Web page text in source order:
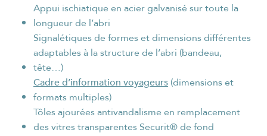
Appui ischiatique en acier galvanisé sur toute la
longueur de l’abri
Signalétiques de formes et dimensions différentes
adaptables à la structure de l’abri (bandeau,
tête…)
Cadre d’information voyageurs (dimensions et
formats multiples)
Tôles ajourées antivandalisme en remplacement
des vitres transparentes Securit® de fond